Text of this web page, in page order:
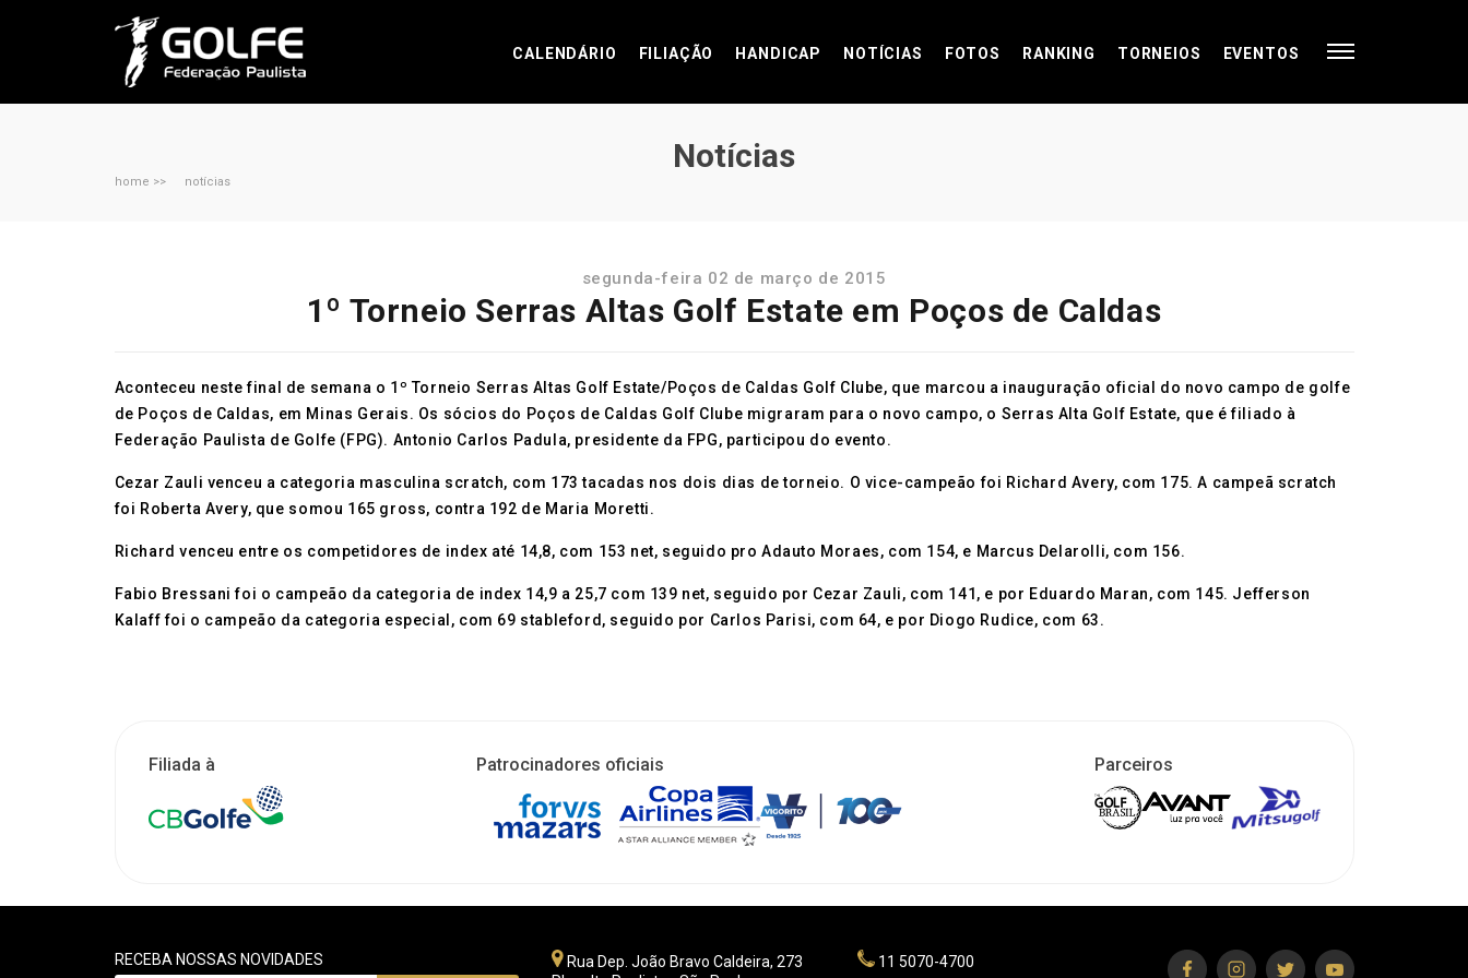
CALENDÁRIO FILIAÇÃO HANDICAP NOTÍCIAS FOTOS RANKING TORNEIOS EVENTOS
Notícias
home >> notícias
segunda-feira 02 de março de 2015
1º Torneio Serras Altas Golf Estate em Poços de Caldas
Aconteceu neste final de semana o 1º Torneio Serras Altas Golf Estate/Poços de Caldas Golf Clube, que marcou a inauguração oficial do novo campo de golfe
de Poços de Caldas, em Minas Gerais. Os sócios do Poços de Caldas Golf Clube migraram para o novo campo, o Serras Alta Golf Estate, que é filiado à
Federação Paulista de Golfe (FPG). Antonio Carlos Padula, presidente da FPG, participou do evento.
Cezar Zauli venceu a categoria masculina scratch, com 173 tacadas nos dois dias de torneio. O vice-campeão foi Richard Avery, com 175. A campeã scratch
foi Roberta Avery, que somou 165 gross, contra 192 de Maria Moretti.
Richard venceu entre os competidores de index até 14,8, com 153 net, seguido pro Adauto Moraes, com 154, e Marcus Delarolli, com 156.
Fabio Bressani foi o campeão da categoria de index 14,9 a 25,7 com 139 net, seguido por Cezar Zauli, com 141, e por Eduardo Maran, com 145. Jefferson
Kalaff foi o campeão da categoria especial, com 69 stableford, seguido por Carlos Parisi, com 64, e por Diogo Rudice, com 63.
Filiada à Patrocinadores oficiais Parceiros
RECEBA NOSSAS NOVIDADES
Rua Dep. João Bravo Caldeira, 273
11 5070-4700